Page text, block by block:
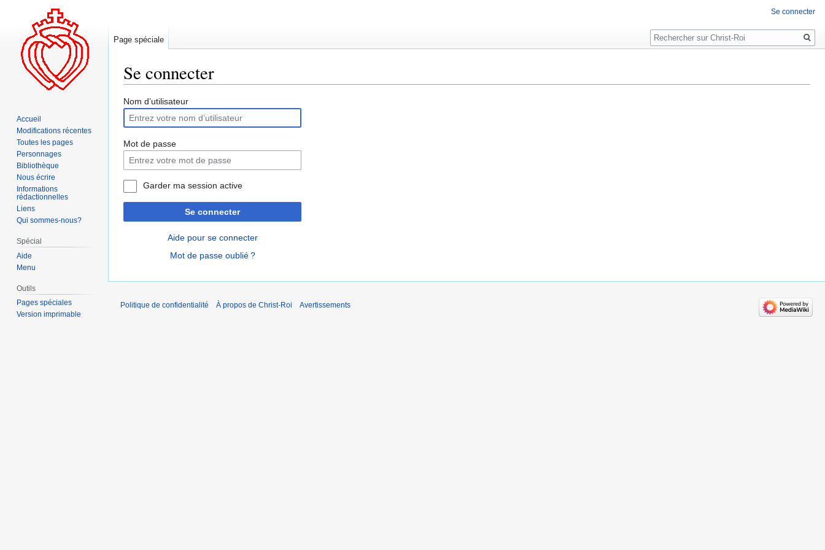
Se connecter
Aller
la
navigation
Aller
la
recherche
Nom d’utilisateur
Mot de passe
Garder ma session active
Se connecter
Aide pour se connecter
Mot de passe oublié ?
Se connecter
Page spéciale
Rechercher
Accueil
Modifications récentes
Toutes les pages
Personnages
Bibliothèque
Nous écrire
Informations
rédactionnelles
Liens
Qui sommes-nous?
Spécial
Aide
Menu
Outils
Pages spéciales
Version imprimable
Politique de confidentialité À propos de Christ-Roi Avertissements